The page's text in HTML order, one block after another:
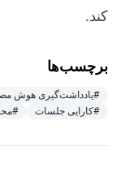
کند.
برچسب‌ها
#یادداشت‌گیری هوش
#کارایی جلسات